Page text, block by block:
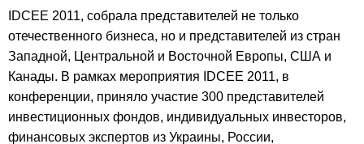
IDCEE 2011, собрала представителей не только
отечественного бизнеса, но и представителей из стран
Западной, Центральной и Восточной Европы, США и
Канады. В рамках мероприятия IDCEE 2011, в
конференции, приняло участие 300 представителей
инвестиционных фондов, индивидуальных инвесторов,
финансовых экспертов из Украины, России,